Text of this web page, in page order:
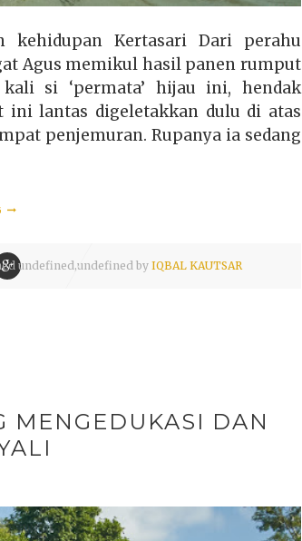
kehidupan Kertasari Dari perahu
Agus memikul hasil panen rumput
si ‘permata’ hijau ini, hendak
ini lantas digeletakkan dulu di atas
penjemuran. Rupanya ia sedang
undefined,undefined by IQBAL KAUTSAR
MENGEDUKASI DAN